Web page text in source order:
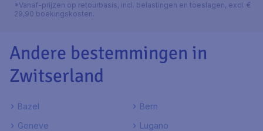
*Vanaf-prijzen op retourbasis, incl. belastingen en toeslagen, excl. €
29,90 boekingskosten.
Andere bestemmingen in
Zwitserland
Bazel
Bern
Geneve
Lugano